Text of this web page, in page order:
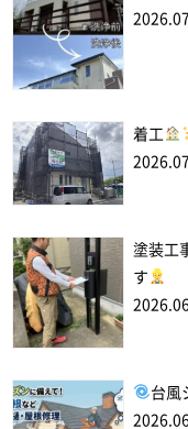
着工
塗装工
す
台風